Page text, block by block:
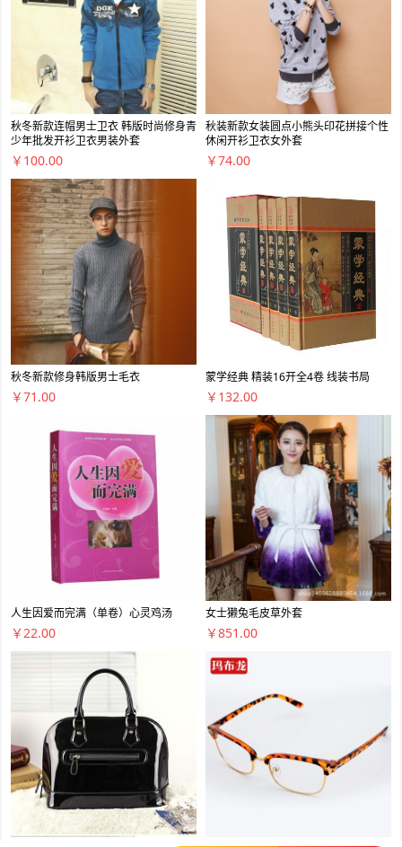
秋冬新款连帽男士卫衣 韩版时尚修身青
少年批发开衫卫衣男装外套
￥100.00
秋装新款女装圆点小熊头印花拼接个性
休闲开衫卫衣女外套
￥74.00
秋冬新款修身韩版男士毛衣
￥71.00
蒙学经典 精装16开全4卷 线装书局
￥132.00
人生因爱而完满（单卷）心灵鸡汤
￥22.00
女士獭兔毛皮草外套
￥851.00